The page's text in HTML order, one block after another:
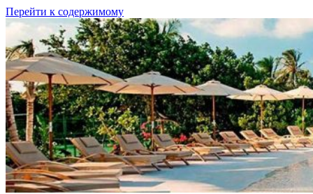
Перейти к содержимому